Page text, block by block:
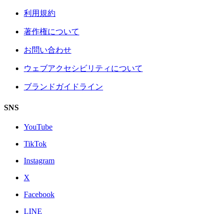
利用規約
著作権について
お問い合わせ
ウェブアクセシビリティについて
ブランドガイドライン
SNS
YouTube
TikTok
Instagram
X
Facebook
LINE